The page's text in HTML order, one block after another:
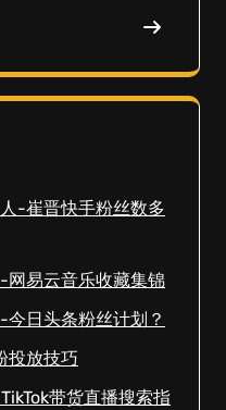
-崔晋快手粉丝数多
网易云音乐收藏集锦
日头条粉丝计划？
投放技巧
带货直播搜索指